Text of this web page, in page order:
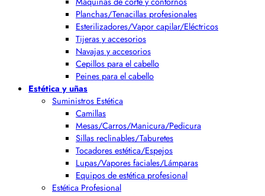
Planchas/Tenacillas profesionales
Esterilizadores/Vapor capilar/Eléctricos
Tijeras y accesorios
Navajas y accesorios
Cepillos para el cabello
Peines para el cabello
Estética y uñas
Suministros Estética
Camillas
Mesas/Carros/Manicura/Pedicura
Sillas reclinables/Taburetes
Tocadores estética/Espejos
Lupas/Vapores faciales/Lámparas
Equipos de estética profesional
Estética Profesional